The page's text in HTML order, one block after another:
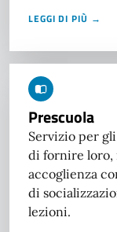
LEGGI DI PIÙ →
Prescuola
Servizio per
di fornire loro,
accoglienza
di
lezioni.